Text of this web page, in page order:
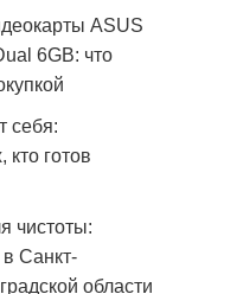
ASUS
6GB: что
себя:
кто готов
чистоты:
в Санкт-
области